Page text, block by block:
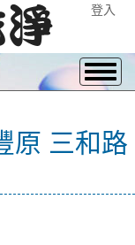
登入
原 三和路